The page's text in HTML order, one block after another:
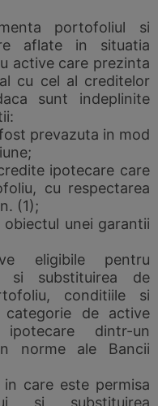
portofoliul si
aflate in situatia
active care prezinta
cu cel al creditelor
sunt indeplinite
prevazuta in mod
ipotecare care
cu respectarea
(1);
unei garantii
eligibile pentru
si substituirea de
conditiile si
de active
dintr-un
norme ale Bancii
care este permisa
si substituirea